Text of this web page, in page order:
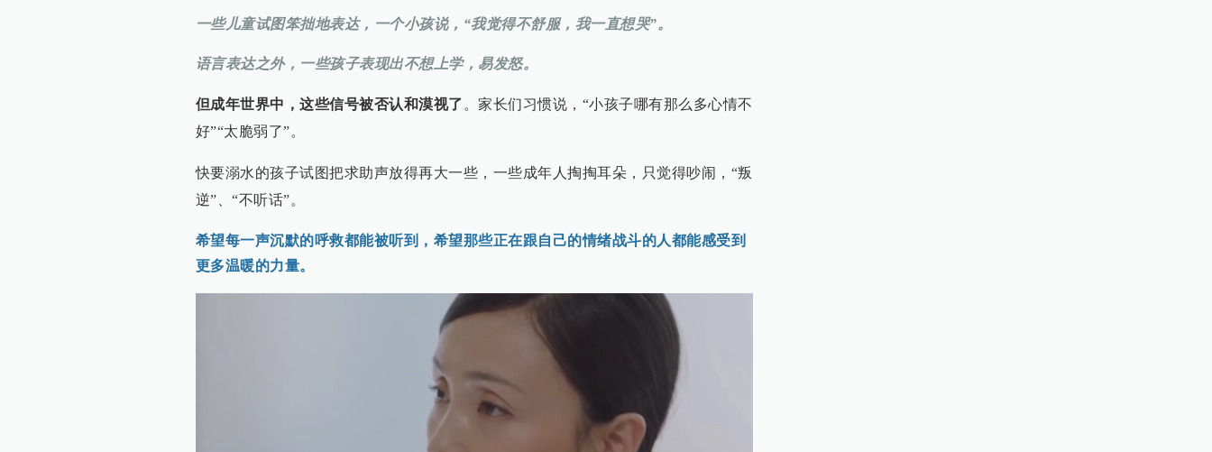
一些儿童试图笨拙地表达，一个小孩说，“我觉得不舒服，我一直想哭”。
语言表达之外，一些孩子表现出不想上学，易发怒。
但成年世界中，这些信号被否认和漠视了 。家长们习惯说，“小孩子哪有那么多心情不
好”“太脆弱了”。
快要溺水的孩子试图把求助声放得再大一些，一些成年人掏掏耳朵，只觉得吵闹，“叛
逆”、“不听话”。
希望每一声沉默的呼救都能被听到，希望那些正在跟自己的情绪战斗的人都能感受到
更多温暖的力量。